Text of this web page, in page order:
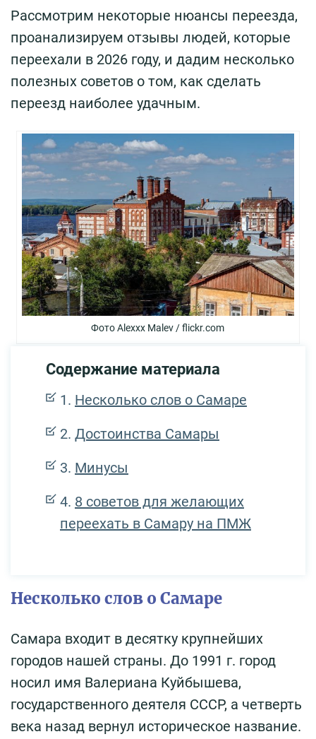
Рассмотрим некоторые нюансы переезда,
проанализируем отзывы людей, которые
переехали в 2026 году, и дадим несколько
полезных советов о том, как сделать
переезд наиболее удачным.
Фото Alexxx Malev / flickr.com
Содержание материала
Несколько слов о Самаре
Достоинства Самары
Минусы
8 советов для желающих
переехать в Самару на ПМЖ
Несколько слов о Самаре
Самара входит в десятку крупнейших
городов нашей страны. До 1991 г. город
носил имя Валериана Куйбышева,
государственного деятеля СССР, а четверть
века назад вернул историческое название.